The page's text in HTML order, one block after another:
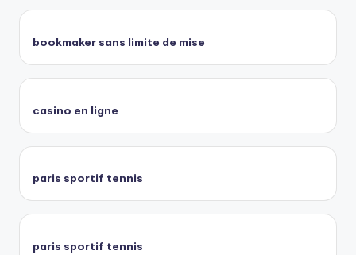
bookmaker sans limite de mise
casino en ligne
paris sportif tennis
paris sportif tennis